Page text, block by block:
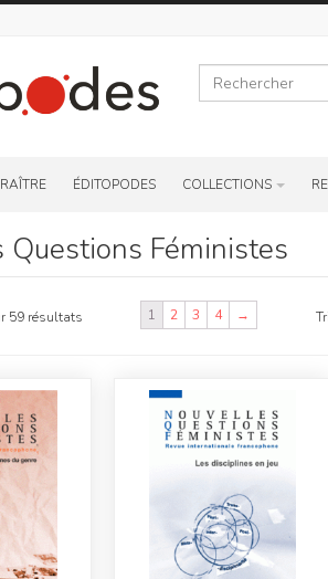
ÉDITOPODES COLLECTIONS
Questions Féministes
59 résultats 1 2 3 4 →